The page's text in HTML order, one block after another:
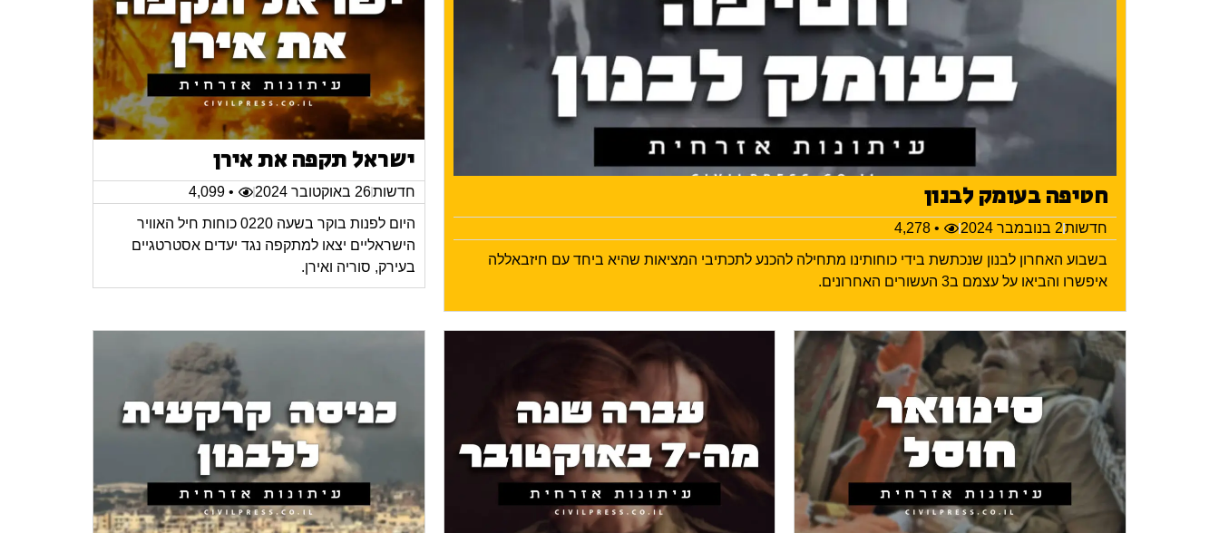
חטיפה בעומק לבנון
חדשות2 בנובמבר 2024 • 4,278
בשבוע האחרון לבנון שנכתשת בידי כוחותינו מתחילה להכנע לתכתיבי המציאות שהיא ביחד עם חיזבאללה
איפשרו והביאו על עצמם ב3 העשורים האחרונים.
ישראל תקפה את אירן
חדשות26 באוקטובר 2024 • 4,099
היום לפנות בוקר בשעה 0220 כוחות חיל האוויר
הישראליים יצאו למתקפה נגד יעדים אסטרטגיים
בעירק, סוריה ואירן.